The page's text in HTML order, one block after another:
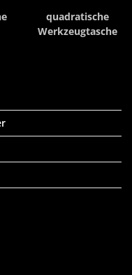
quadratische
Werkzeugtasche